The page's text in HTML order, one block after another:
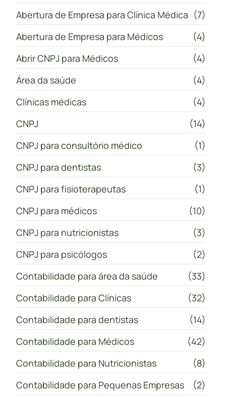
Abertura de Empresa para Clínica Médica (7)
Abertura de Empresa para Médicos
(4)
Abrir CNPJ para Médicos
(4)
Área da saúde
(4)
Clínicas médicas
(4)
CNPJ
(14)
CNPJ para consultório médico
(1)
CNPJ para dentistas
(3)
CNPJ para fisioterapeutas
(1)
CNPJ para médicos
(10)
CNPJ para nutricionistas
(3)
CNPJ para psicólogos
(2)
Contabilidade para área da saúde
(33)
Contabilidade para Clínicas
(32)
Contabilidade para dentistas
(14)
Contabilidade para Médicos
(42)
Contabilidade para Nutricionistas
(8)
Contabilidade para Pequenas Empresas
(2)